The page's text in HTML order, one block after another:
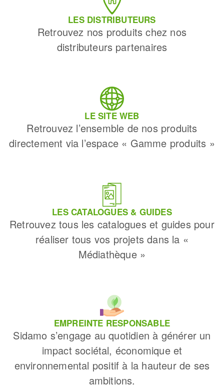
LES DISTRIBUTEURS
Retrouvez nos produits chez nos
distributeurs partenaires
LE SITE WEB
Retrouvez l’ensemble de nos produits
directement via l’espace « Gamme produits »
LES CATALOGUES & GUIDES
Retrouvez tous les catalogues et guides pour
réaliser tous vos projets dans la «
Médiathèque »
EMPREINTE RESPONSABLE
Sidamo s’engage au quotidien à générer un
impact sociétal, économique et
environnemental positif à la hauteur de ses
ambitions.